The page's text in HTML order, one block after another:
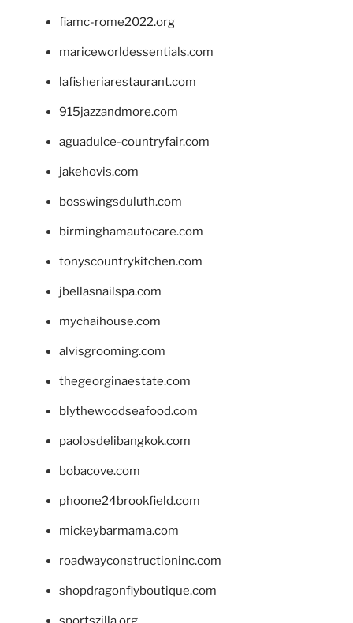
fiamc-rome2022.org
mariceworldessentials.com
lafisheriarestaurant.com
915jazzandmore.com
aguadulce-countryfair.com
jakehovis.com
bosswingsduluth.com
birminghamautocare.com
tonyscountrykitchen.com
jbellasnailspa.com
mychaihouse.com
alvisgrooming.com
thegeorginaestate.com
blythewoodseafood.com
paolosdelibangkok.com
bobacove.com
phoone24brookfield.com
mickeybarmama.com
roadwayconstructioninc.com
shopdragonflyboutique.com